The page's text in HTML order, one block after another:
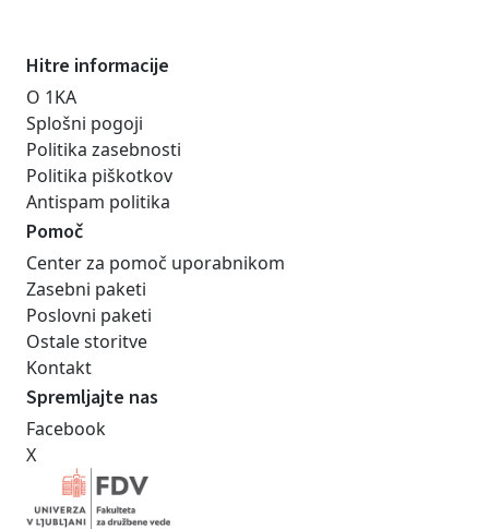
Hitre informacije
O 1KA
Splošni pogoji
Politika zasebnosti
Politika piškotkov
Antispam politika
Pomoč
Center za pomoč uporabnikom
Zasebni paketi
Poslovni paketi
Ostale storitve
Kontakt
Spremljajte nas
Facebook
X